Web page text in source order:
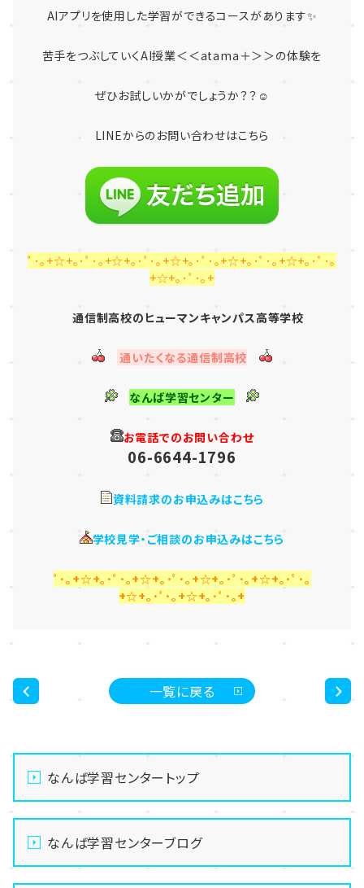
AIアプリを使用した学習ができるコースがあります✨
苦手をつぶしていくAI授業＜＜atama＋＞＞の体験を
ぜひお試しいかがでしょうか？？☺️
LINEからのお問い合わせはこちら
ﾟ･｡+☆+｡･ﾟ･｡+☆+｡･ﾟ･｡+☆+｡･ﾟ･｡+☆+｡･ﾟ･｡+☆+｡･ﾟ･｡
+☆+｡･ﾟ･｡+
通信制高校のヒューマンキャンパス高等学校
通いたくなる通信制高校
なんば学習センター
お電話でのお問い合わせ
06-6644-1796
資料請求のお申込みはこちら
学校見学・ご相談のお申込みはこちら
ﾟ･｡+☆+｡･ﾟ･｡+☆+｡･ﾟ･｡+☆+｡･ﾟ･｡+☆+｡･ﾟ･｡
+☆+｡･ﾟ･｡+☆+｡･ﾟ･｡+
一覧に戻る
なんば学習センタートップ
なんば学習センターブログ